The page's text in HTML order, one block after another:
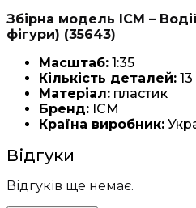
Збірна модель ICM –
фігури) (35643)
Масштаб: 1:35
Кількість деталей: 13
Матеріал: пластик
Бренд: ICM
Країна виробник:
Відгуки
Відгуків ще немає.